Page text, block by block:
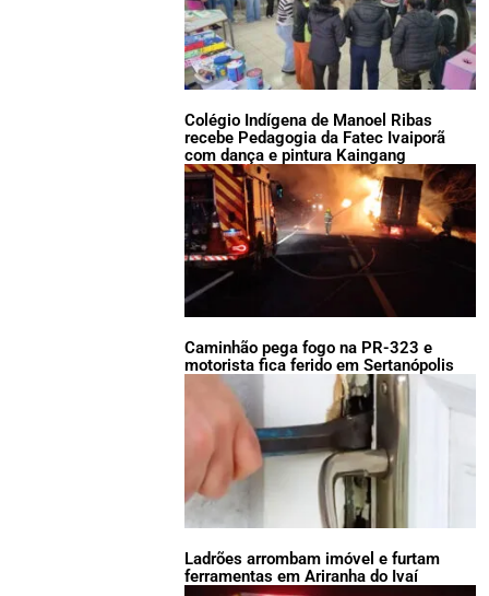
Colégio Indígena de Manoel Ribas
recebe Pedagogia da Fatec Ivaiporã
com dança e pintura Kaingang
Caminhão pega fogo na PR-323 e
motorista fica ferido em Sertanópolis
Ladrões arrombam imóvel e furtam
ferramentas em Ariranha do Ivaí